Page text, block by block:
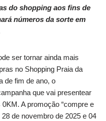
do shopping aos fins de
números da sorte em
ser tornar ainda mais
no Shopping Praia da
de fim de ano, o
que vai presentear
A promoção “compre e
de novembro de 2025 e 04